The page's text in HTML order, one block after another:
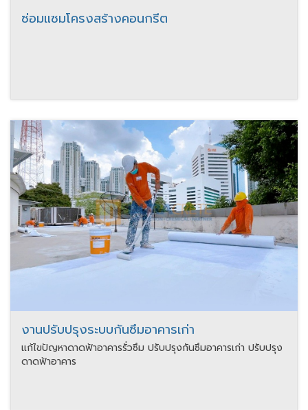
ซ่อมแซมโครงสร้างคอนกรีต
งานปรับปรุงระบบกันซึมอาคารเก่า
แก้ไขปัญหาดาดฟ้าอาคารรั่วซึม ปรับปรุงกันซึมอาคารเก่า ปรับปรุง
ดาดฟ้าอาคาร